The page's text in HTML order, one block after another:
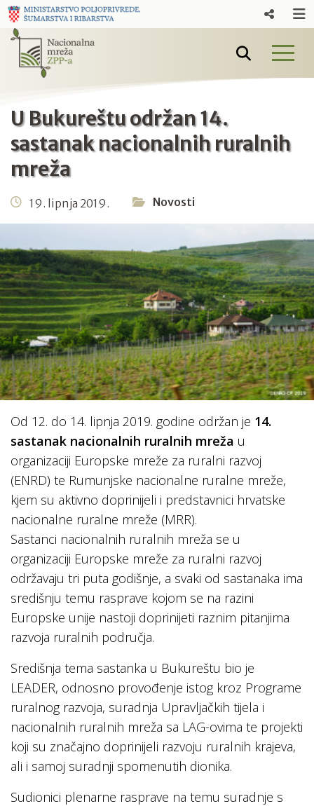
U Bukureštu održan 14.
sastanak nacionalnih ruralnih
mreža
19. lipnja 2019. Novosti
Od 12. do 14. lipnja 2019. godine održan je 14.
sastanak nacionalnih ruralnih mreža u
organizaciji Europske mreže za ruralni razvoj
(ENRD) te Rumunjske nacionalne ruralne mreže,
kjem su aktivno doprinijeli i predstavnici hrvatske
nacionalne ruralne mreže (MRR).
Sastanci nacionalnih ruralnih mreža se u
organizaciji Europske mreže za ruralni razvoj
održavaju tri puta godišnje, a svaki od sastanaka ima
središnju temu rasprave kojom se na razini
Europske unije nastoji doprinijeti raznim pitanjima
razvoja ruralnih područja.
Središnja tema sastanka u Bukureštu bio je
LEADER, odnosno provođenje istog kroz Programe
ruralnog razvoja, suradnja Upravljačkih tijela i
nacionalnih ruralnih mreža sa LAG-ovima te projekti
koji su značajno doprinijeli razvoju ruralnih krajeva,
ali i samoj suradnji spomenutih dionika.
Sudionici plenarne rasprave na temu suradnje s